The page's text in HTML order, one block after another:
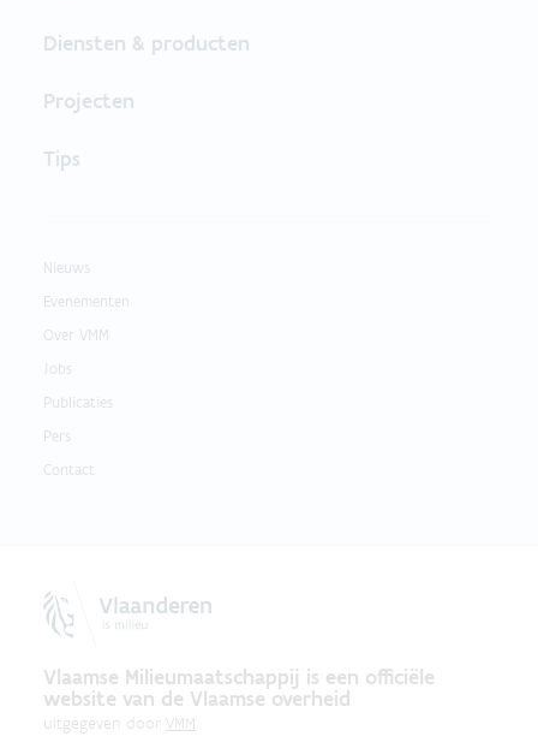
Diensten & producten
Projecten
Tips
Nieuws
Evenementen
Over VMM
Jobs
Publicaties
Pers
Contact
Vlaamse Milieumaatschappij is een officiële
website van de Vlaamse overheid
uitgegeven door VMM